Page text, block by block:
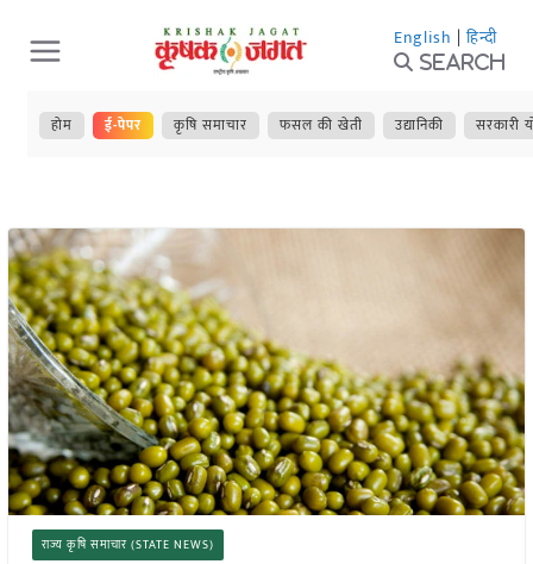
Skip
to
content
English | हिन्दी
Search
होम ई-पेपर कृषि समाचार फसल की खेती उद्यानिकी सरकारी
राज्य कृषि समाचार (STATE NEWS)